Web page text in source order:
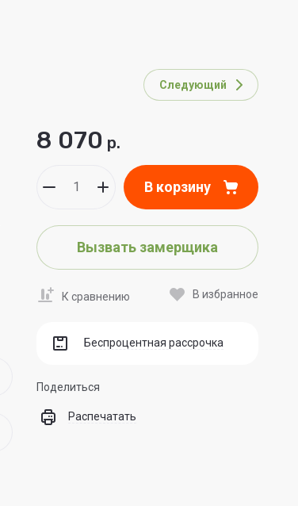
Следующий
8 070 р.
В корзину
Вызвать замерщика
К сравнению В избранное
Беспроцентная рассрочка
Поделиться
Распечатать